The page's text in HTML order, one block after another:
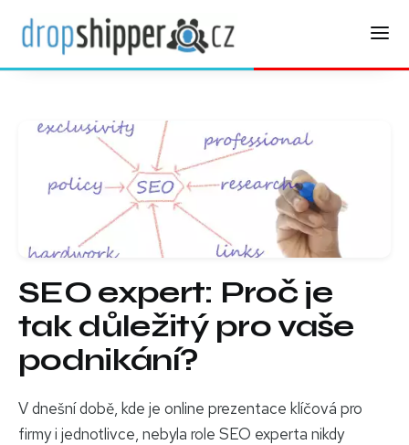
SEO expert: Proč je
tak důležitý pro vaše
podnikání?
V dnešní době, kde je online prezentace klíčová pro
firmy i jednotlivce, nebyla role SEO experta nikdy